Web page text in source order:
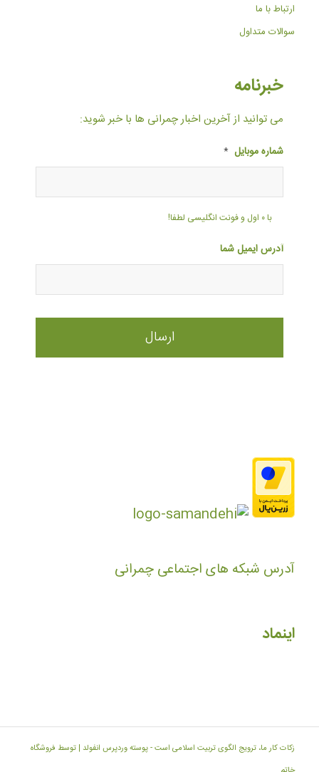
ارتباط با ما
سوالات متداول
خبرنامه
می توانید از آخرین اخبار چمرانی ها با خبر شوید:
شماره موبایل *
با ۰ اول و فونت انگلیسی لطفا!
آدرس ایمیل شما
آدرس شبکه های اجتماعی چمرانی
اینماد
زکات کار ما، ترویج الگوی تربیت اسلامی است -پوسته وردپرس انفولد | توسط فروشگاه